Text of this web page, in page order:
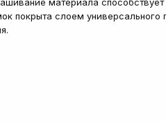
покрыта слоем